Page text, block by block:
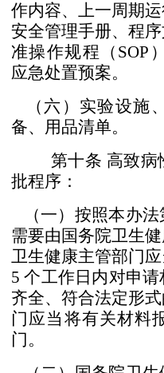
作内容、上一周期
安全管理手册、程序
准操作规程（ SOP
应急处置预案。
（六）实验设施
备、用品清单。
第十条 高致病
批程序：
（一）按照本办法
需要由国务院卫生
卫生健康主管部门
5个工作日内对申
齐全、符合法定形
门应当 将有关材料
门。